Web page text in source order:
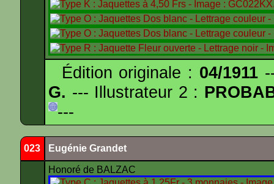
Édition originale : 04/1911
G. --- Illustrateur 2 :
---
023 Eugénie Grandet
Honoré de BALZAC